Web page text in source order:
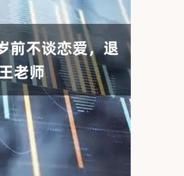
沪深300 4651.31